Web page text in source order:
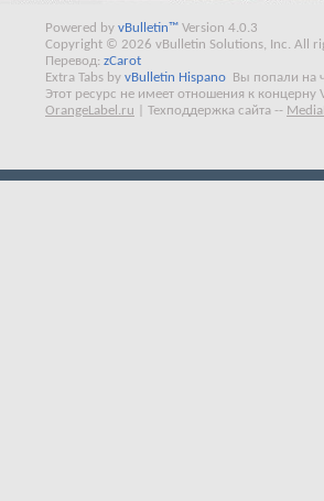
Powered by vBulletin™ Version 4.0.3
Copyright © 2026 vBulletin Solutions, Inc. All
Перевод: zCarot
Extra Tabs by vBulletin Hispano
Вы попали на
Этот ресурс не имеет отношения к концерну
OrangeLabel.ru
Техподдержка сайта --